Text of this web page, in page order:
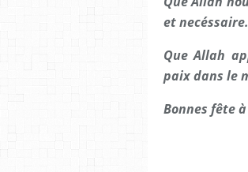
et necéssaire.
Que Allah
paix dans le
Bonnes fête